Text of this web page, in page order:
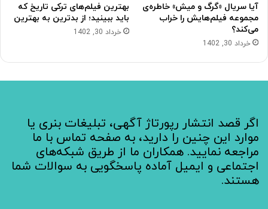
آیا سریال «گرگ و میش» خاطره‌ی
مجموعه‌ فیلم‌هایش را خراب
می‌کند؟
خرداد 30, 1402
بهترین فیلم‌های ترکی تاریخ که
باید ببینید؛ از بدترین به بهترین
خرداد 30, 1402
اگر قصد انتشار رپورتاژ آگهی، تبلیغات بنری یا
موارد این چنین را دارید، به صفحه تماس با ما
مراجعه نمایید. همکاران ما از طریق شبکه‌های
اجتماعی و ایمیل آماده پاسخگویی به سوالات شما
هستند.